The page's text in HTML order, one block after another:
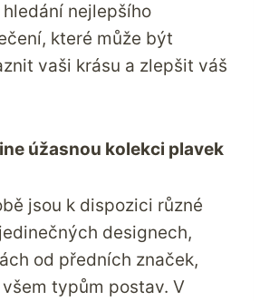
nejlepšího
které může být
vaši krásu a zlepšit váš
úžasnou kolekci plavek
jsou k dispozici různé
designech,
od předních značek,
typům postav. V